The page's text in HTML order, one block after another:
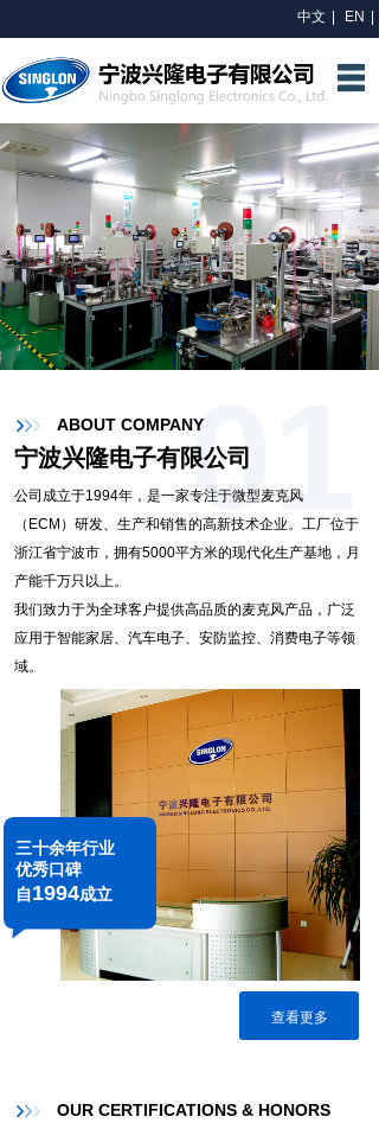
网站首页
关于我们
研发中心
产品中心
新闻资讯
联系我们
中文 EN
01
ABOUT COMPANY
宁波兴隆电子有限公司
公司成立于1994年，是一家专注于微型麦克风
（ECM）研发、生产和销售的高新技术企业。工厂位于
浙江省宁波市，拥有5000平方米的现代化生产基地，月
产能千万只以上。
我们致力于为全球客户提供高品质的麦克风产品，广泛
应用于智能家居、汽车电子、安防监控、消费电子等领
域。
OUR CERTIFICATIONS & HONORS
三十余年行业
优秀口碑
自1994成立
查看更多